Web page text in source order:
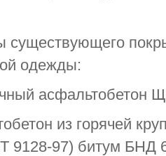
одежды:
асфальтобетон
из горячей
9128-97) битум БНД